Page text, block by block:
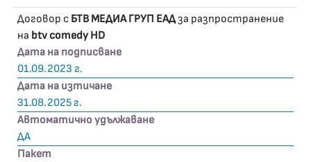
Договор с БТВ МЕДИА ГРУП ЕАДза разпространение
на btv comedy HD
Дата на подписване
01.09.2023 г.
Дата на изтичане
31.08.2025 г.
Автоматично удължаване
ДА
Пакет